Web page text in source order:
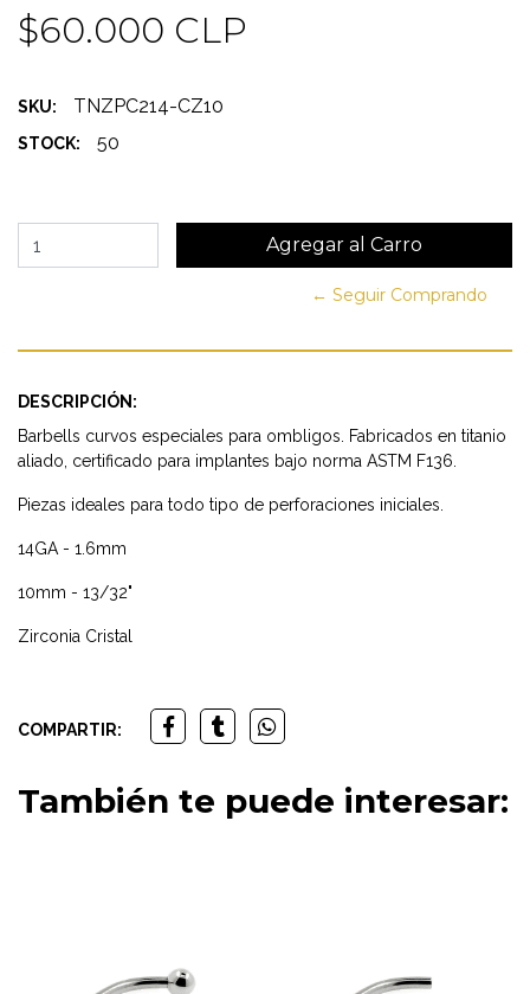
$60.000 CLP
SKU: TNZPC214-CZ10
STOCK: 50
← Seguir Comprando
DESCRIPCIÓN:
Barbells curvos especiales para ombligos. Fabricados en titanio
aliado, certificado para implantes bajo norma ASTM F136.
Piezas ideales para todo tipo de perforaciones iniciales.
14GA - 1.6mm
10mm - 13/32"
Zirconia Cristal
COMPARTIR:
También te puede interesar: